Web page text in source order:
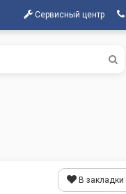
Сервисный центр
В закладки